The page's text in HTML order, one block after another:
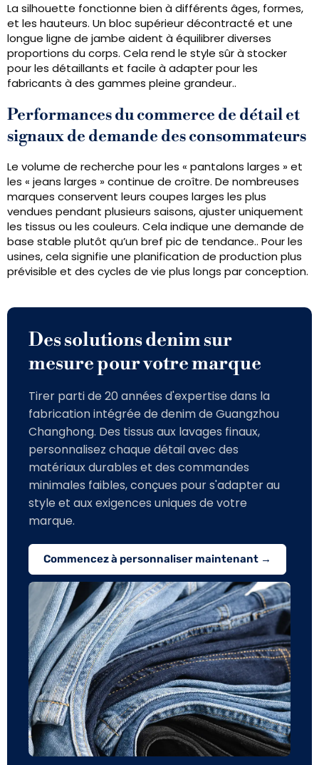
La silhouette fonctionne bien à différents âges, formes,
et les hauteurs. Un bloc supérieur décontracté et une
longue ligne de jambe aident à équilibrer diverses
proportions du corps. Cela rend le style sûr à stocker
pour les détaillants et facile à adapter pour les
fabricants à des gammes pleine grandeur..
Performances du commerce de détail et
signaux de demande des consommateurs
Le volume de recherche pour les « pantalons larges » et
les « jeans larges » continue de croître. De nombreuses
marques conservent leurs coupes larges les plus
vendues pendant plusieurs saisons, ajuster uniquement
les tissus ou les couleurs. Cela indique une demande de
base stable plutôt qu’un bref pic de tendance.. Pour les
usines, cela signifie une planification de production plus
prévisible et des cycles de vie plus longs par conception.
Des solutions denim sur
mesure pour votre marque
Tirer parti de 20 années d'expertise dans la
fabrication intégrée de denim de Guangzhou
Changhong. Des tissus aux lavages finaux,
personnalisez chaque détail avec des
matériaux durables et des commandes
minimales faibles, conçues pour s'adapter au
style et aux exigences uniques de votre
marque.
Commencez à personnaliser maintenant →